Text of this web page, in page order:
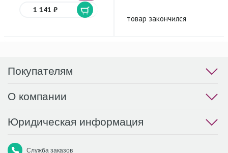
1 141 ₽
товар закончился
Покупателям
О компании
Юридическая информация
Служба заказов